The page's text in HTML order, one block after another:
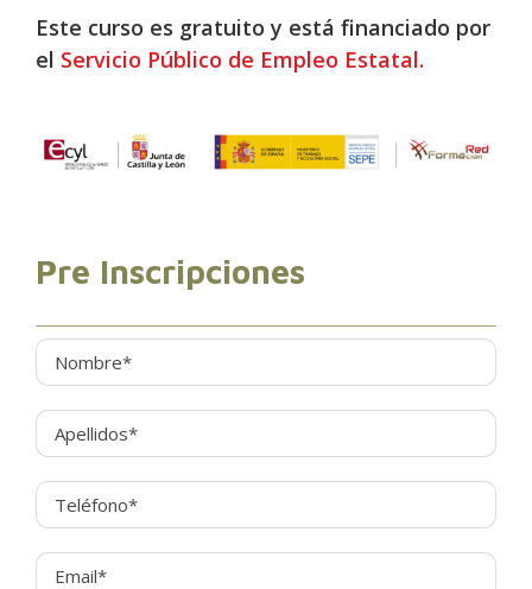
Este curso es gratuito y está financiado por
el Servicio Público de Empleo Estatal.
Pre Inscripciones